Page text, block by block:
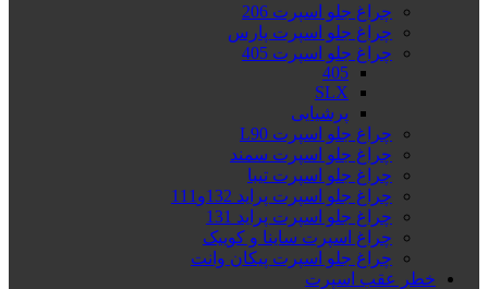
چراغ جلو اسپرت 206
چراغ جلو اسپرت پارس
چراغ جلو اسپرت 405
405
SLX
پرشیایی
چراغ جلو اسپرت L90
چراغ جلو اسپرت سمند
چراغ جلو اسپرت تیبا
چراغ جلو اسپرت پراید 132و111
چراغ جلو اسپرت پراید 131
چراغ اسپرت ساینا و کوییک
چراغ جلو اسپرت پیکان وانت
خطر عقب اسپرت